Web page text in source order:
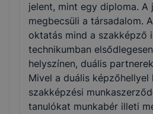
jelent, mint egy diploma. A
megbecsüli a társadalom.
oktatás mind a szakképző
technikumban
helyszínen, duális
Mivel a duális
szakképzési
tanulókat munkabér illeti